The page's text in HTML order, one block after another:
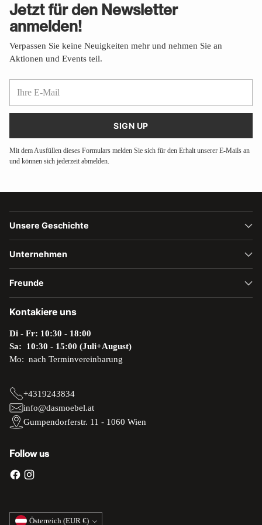
Jetzt für den Newsletter
anmelden!
Verpassen Sie keine Neuigkeiten mehr und nehmen Sie an
Aktionen und Events teil.
SIGN UP
Mit dem Ausfüllen dieses Formulars melden Sie sich für den Erhalt unserer E-Mails an
und können sich jederzeit abmelden.
Unsere Geschichte
Unternehmen
Freunde
Kontakiere uns
Di - Fr: 10:30 - 18:00
Sa: 10:30 - 15:00 (Juli+August)
Mo: nach Terminvereinbarung
+4319243834
info@dasmoebel.at
Gumpendorferstr. 11 - 1060 Wien
Follow us
Währung Österreich (EUR €)